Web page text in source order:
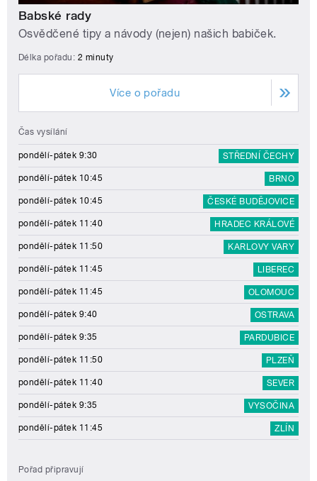
Babské rady
Osvědčené tipy a návody (nejen) našich babiček.
Délka pořadu: 2 minuty
Více o pořadu
Čas vysílání
pondělí-pátek 9:30 STŘEDNÍ ČECHY
pondělí-pátek 10:45 BRNO
pondělí-pátek 10:45 ČESKÉ BUDĚJOVICE
pondělí-pátek 11:40 HRADEC KRÁLOVÉ
pondělí-pátek 11:50 KARLOVY VARY
pondělí-pátek 11:45 LIBEREC
pondělí-pátek 11:45 OLOMOUC
pondělí-pátek 9:40 OSTRAVA
pondělí-pátek 9:35 PARDUBICE
pondělí-pátek 11:50 PLZEŇ
pondělí-pátek 11:40 SEVER
pondělí-pátek 9:35 VYSOČINA
pondělí-pátek 11:45 ZLÍN
Pořad připravují